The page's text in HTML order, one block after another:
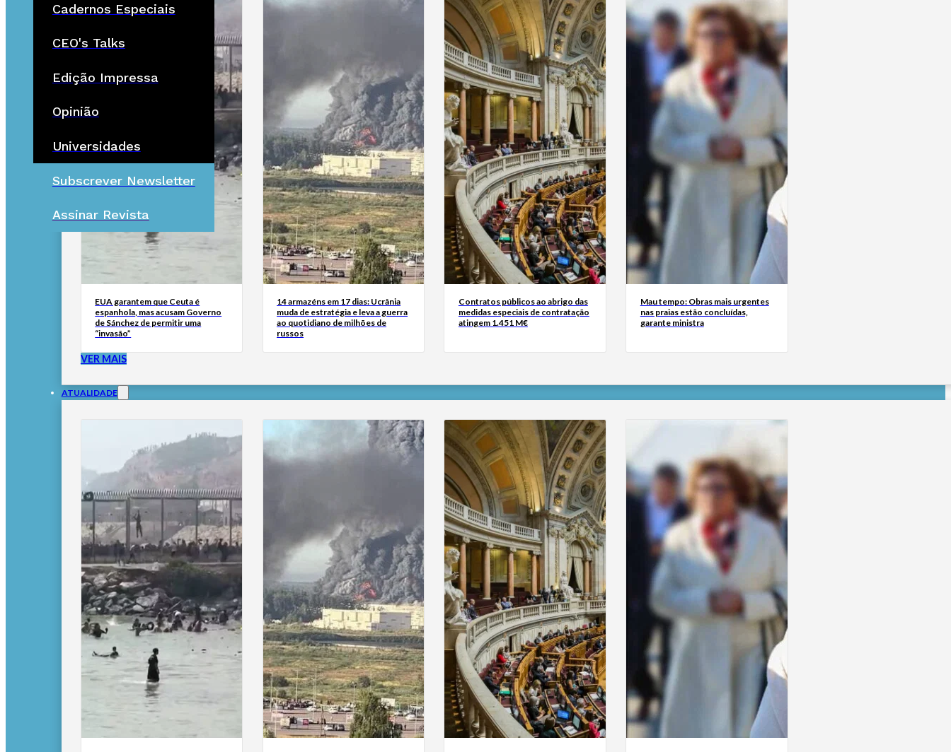
Cadernos Especiais
CEO's Talks
Edição Impressa
Opinião
Universidades
Subscrever Newsletter
Assinar Revista
EUA garantem que Ceuta é
espanhola, mas acusam Governo
de Sánchez de permitir uma
“invasão”
14 armazéns em 17 dias: Ucrânia
muda de estratégia e leva a guerra
ao quotidiano de milhões de
russos
Contratos públicos ao abrigo das
medidas especiais de contratação
atingem 1.451 M€
Mau tempo: Obras mais urgentes
nas praias estão concluídas,
garante ministra
VER MAIS
ATUALIDADE